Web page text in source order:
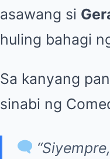
asawang si
huling bahagi
Sa kanyang
sinabi ng